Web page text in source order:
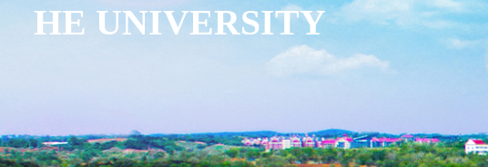
HE UNIVERSITY